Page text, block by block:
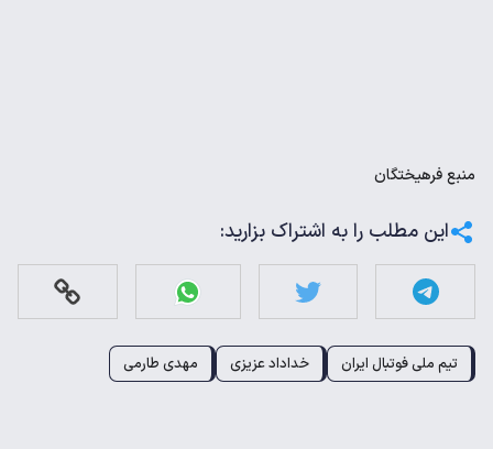
منبعفرهیختگان
این مطلب را به اشتراک بزارید:
تیم ملی فوتبال ایران خداداد عزیزی مهدی طارمی